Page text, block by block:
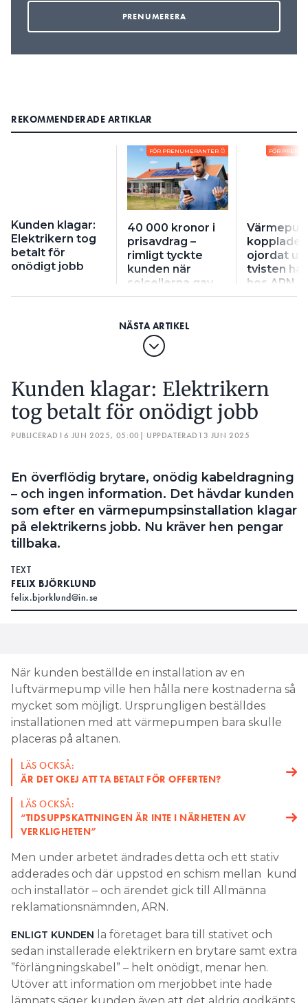
REKOMMENDERADE ARTIKLAR
Kunden klagar:
Elektrikern tog
betalt för
onödigt jobb
FÖR PRENUMERANTER
40 000 kronor i
prisavdrag –
rimligt tyckte
kunden när
solcellerna gav
mindre el
FÖR
ojordat
tvisten
hos ARN
Kunden klagar: Elektrikern
tog betalt för onödigt jobb
PUBLICERAD 16 JUN 2025, 05:00 | UPPDATERAD 13 JUN 2025
En överflödig brytare, onödig kabeldragning
– och ingen information. Det hävdar kunden
som efter en värmepumpsinstallation klagar
på elektrikerns jobb. Nu kräver hen pengar
tillbaka.
TEXT
FELIX BJÖRKLUND
felix.bjorklund@in.se
När kunden beställde en installation av en
luftvärmepump ville hen hålla nere kostnaderna så
mycket som möjligt. Ursprungligen beställdes
installationen med att värmepumpen bara skulle
placeras på altanen.
LÄS OCKSÅ:
ÄR DET OKEJ ATT TA BETALT FÖR OFFERTEN?
LÄS OCKSÅ:
“TIDSUPPSKATTNINGEN ÄR INTE I NÄRHETEN AV
VERKLIGHETEN”
Men under arbetet ändrades detta och ett stativ
adderades och där uppstod en schism mellan kund
och installatör – och ärendet gick till Allmänna
reklamationsnämnden, ARN.
ENLIGT KUNDEN la företaget bara till stativet och
sedan installerade elektrikern en brytare samt extra
”förlängningskabel” – helt onödigt, menar hen.
Utöver att information om merjobbet inte hade